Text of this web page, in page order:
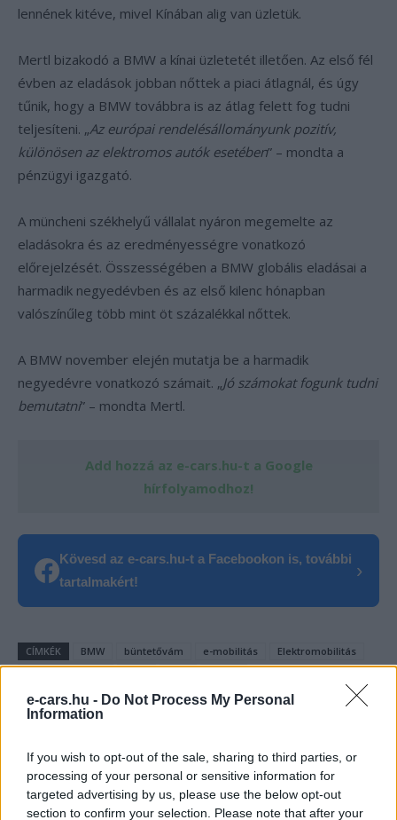
e-cars.hu - Do Not Process My Personal
Information
If you wish to opt-out of the sale, sharing to third parties, or
processing of your personal or sensitive information for
targeted advertising by us, please use the below opt-out
section to confirm your selection. Please note that after your
lennének kitéve, mivel Kínában alig van üzletük.
Mertl bizakodó a BMW a kínai üzletetét illetően. Az első fél
évben az eladások jobban nőttek a piaci átlagnál, és úgy
tűnik, hogy a BMW továbbra is az átlag felett fog tudni
teljesíteni. „Az európai rendelésállományunk pozitív,
különösen az elektromos autók esetében” – mondta a
pénzügyi igazgató.
A müncheni székhelyű vállalat nyáron megemelte az
eladásokra és az eredményességre vonatkozó
előrejelzését. Összességében a BMW globális eladásai a
harmadik negyedévben és az első kilenc hónapban
valószínűleg több mint öt százalékkal nőttek.
A BMW november elején mutatja be a harmadik
negyedévre vonatkozó számait. „Jó számokat fogunk tudni
bemutatni” – mondta Mertl.
Add hozzá az e-cars.hu-t a Google
hírfolyamodhoz!
Kövesd az e-cars.hu-t a Facebookon is, további
tartalmakért!
›
CÍMKÉK BMW büntetővám e-mobilitás
Elektromobilitás